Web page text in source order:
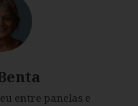
entre panelas e